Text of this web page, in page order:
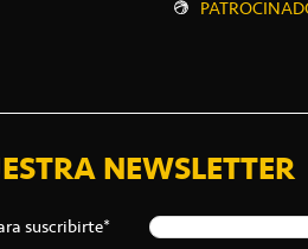
NEWSLETTER
suscribirte*